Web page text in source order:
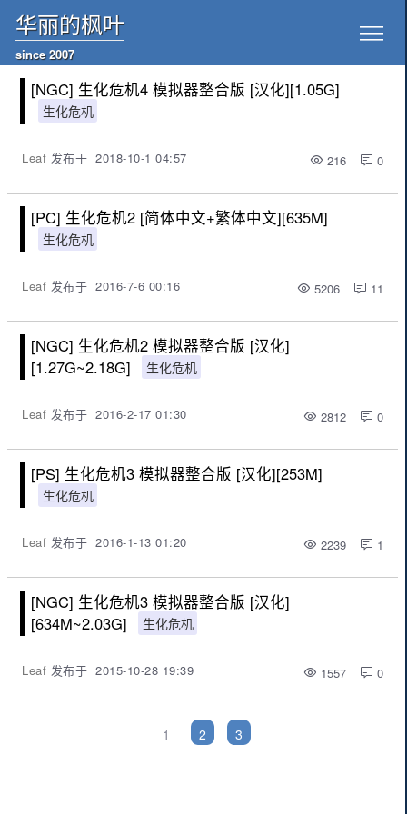
华丽的枫叶
since 2007
[NGC] 生化危机4 模拟器整合版 [汉化][1.05G]
生化危机
Leaf 发布于 2018-10-1 04:57 216 0
[PC] 生化危机2 [简体中文+繁体中文][635M]
生化危机
Leaf 发布于 2016-7-6 00:16 5206 11
[NGC] 生化危机2 模拟器整合版 [汉化]
[1.27G~2.18G]
生化危机
Leaf 发布于 2016-2-17 01:30 2812 0
[PS] 生化危机3 模拟器整合版 [汉化][253M]
生化危机
Leaf 发布于 2016-1-13 01:20 2239 1
[NGC] 生化危机3 模拟器整合版 [汉化]
[634M~2.03G]
生化危机
Leaf 发布于 2015-10-28 19:39 1557 0
1 2 3